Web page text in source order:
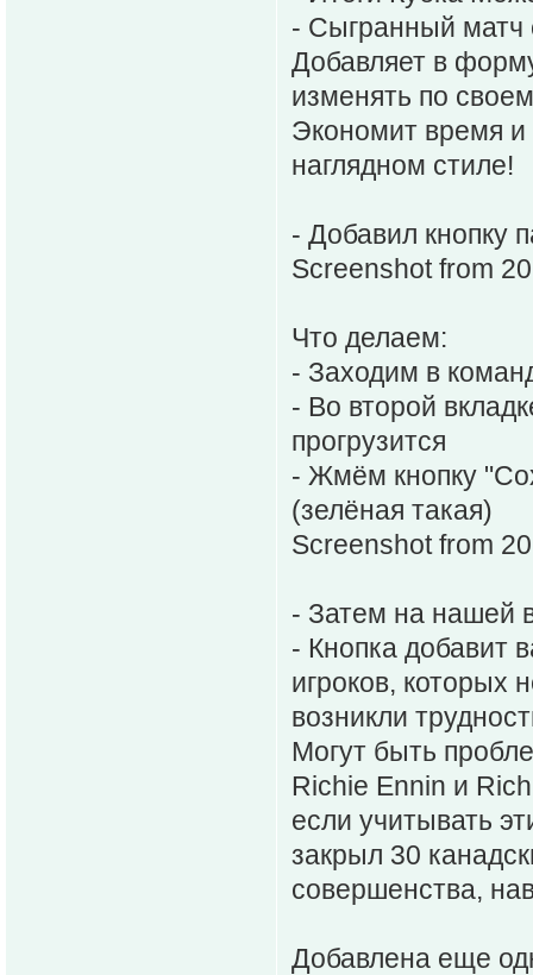
- Сыгранный матч
Добавляет в
изменять по
Экономит время
наглядном стиле!
- Добавил кнопку
Screenshot from
Что делаем:
- Заходим в
- Во второй
прогрузится
- Жмём кнопку
(зелёная такая)
Screenshot from
- Затем на нашей
- Кнопка добавит
игроков, которых
возникли
Могут быть
Richie Ennin и
если учитывать
закрыл 30
совершенства,
Добавлена еще